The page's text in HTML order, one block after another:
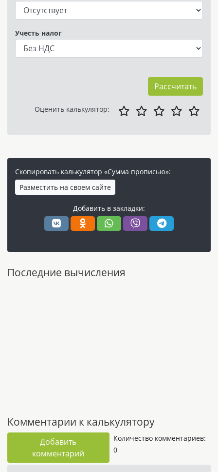
Учесть налог
Рассчитать
Оценить калькулятор:
Скопировать калькулятор «Сумма прописью»:
Разместить на своем сайте
Добавить в закладки:
Последние вычисления
Комментарии к калькулятору
Добавить
комментарий
Количество комментариев:
0